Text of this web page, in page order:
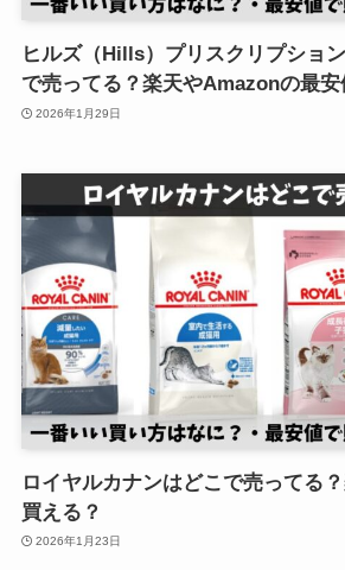
ヒルズ（Hills）プリスクリプショ
で売ってる？楽天やAmazonの最安
2026年1月29日
ロイヤルカナンはどこで売ってる
買える？
2026年1月23日